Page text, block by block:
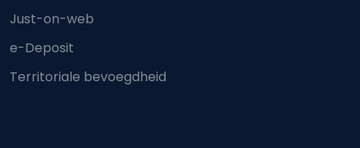
Just-on-web
e-Deposit
Territoriale bevoegdheid